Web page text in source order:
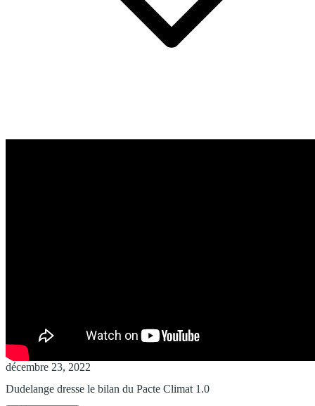
décembre 23, 2022
Dudelange dresse le bilan du Pacte Climat 1.0